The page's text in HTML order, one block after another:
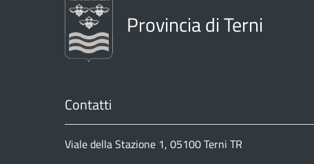
Provincia di Terni
Contatti
Viale della Stazione 1, 05100 Terni TR